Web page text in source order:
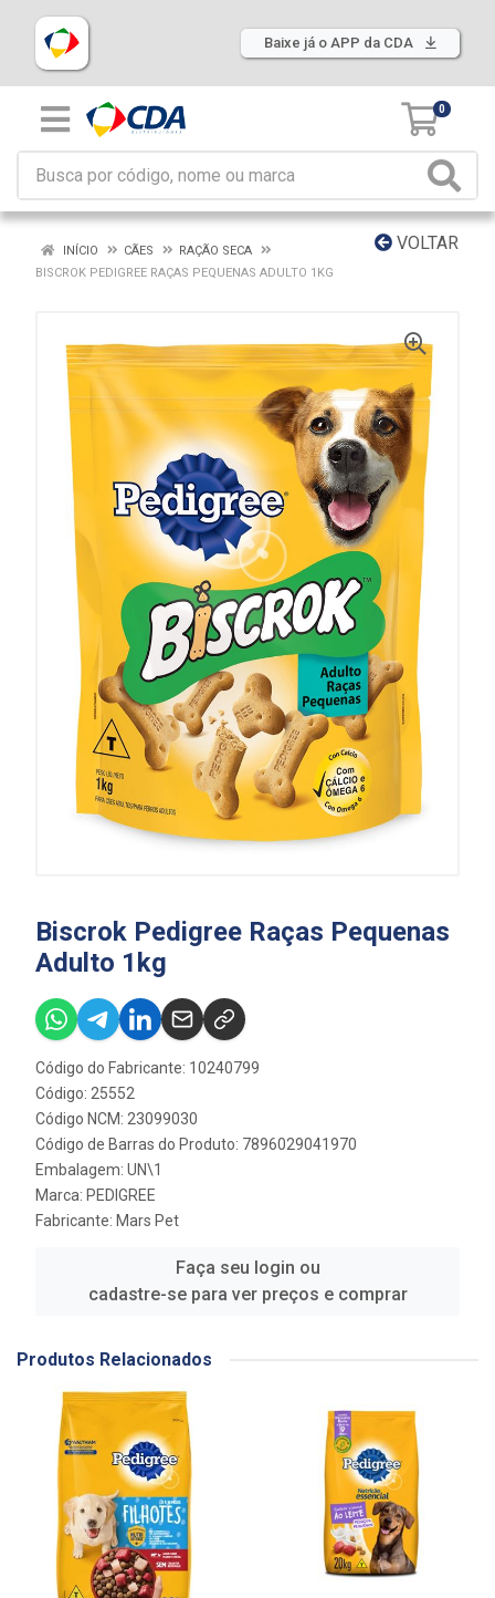
Baixe já o APP da CDA
0
VOLTAR
INÍCIO CÃES
RAÇÃO SECA
BISCROK PEDIGREE RAÇAS PEQUENAS ADULTO 1KG
Biscrok Pedigree Raças Pequenas
Adulto 1kg
Código do Fabricante: 10240799
Código: 25552
Código NCM: 23099030
Código de Barras do Produto: 7896029041970
Embalagem: UN\1
Marca: PEDIGREE
Fabricante: Mars Pet
Faça seu login ou
cadastre-se para ver preços e comprar
Produtos Relacionados